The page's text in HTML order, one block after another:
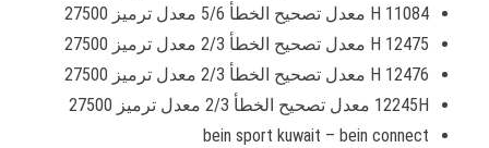
11084 H معدل تصحيح الخطأ 5/6 معدل ترميز 27500
12475 H معدل تصحيح الخطأ 2/3 معدل ترميز 27500
12476 H معدل تصحيح الخطأ 2/3 معدل ترميز 27500
12245H معدل تصحيح الخطأ 2/3 معدل ترميز 27500
bein sport kuwait – bein connect